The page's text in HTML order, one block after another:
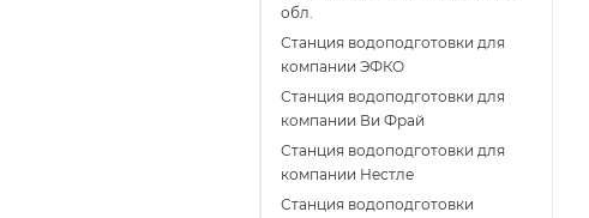
обл.
Станция водоподготовки для
компании ЭФКО
Станция водоподготовки для
компании Ви Фрай
Станция водоподготовки для
компании Нестле
Станция водоподготовки